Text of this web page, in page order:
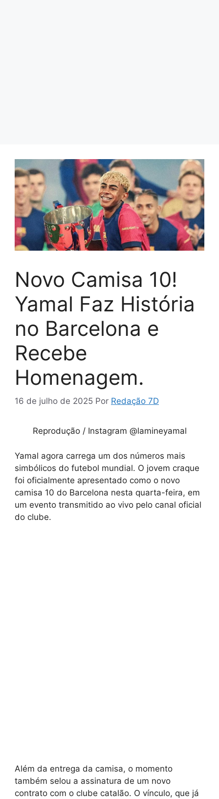
Novo Camisa 10!
Yamal Faz História
no Barcelona e
Recebe
Homenagem.
16 de julho de 2025 Por Redação 7D
Reprodução / Instagram @lamineyamal
Yamal agora carrega um dos números mais
simbólicos do futebol mundial. O jovem craque
foi oficialmente apresentado como o novo
camisa 10 do Barcelona nesta quarta-feira, em
um evento transmitido ao vivo pelo canal oficial
do clube.
Além da entrega da camisa, o momento
também selou a assinatura de um novo
contrato com o clube catalão. O vínculo, que já